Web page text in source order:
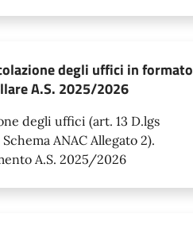
degli uffici in formato
A.S. 2025/2026
degli uffici (art. 13 D.lgs
ANAC Allegato 2).
A.S. 2025/2026